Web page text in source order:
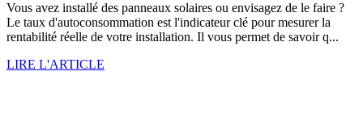
Vous avez installé des panneaux solaires ou envisagez de le faire ?
Le taux d'autoconsommation est l'indicateur clé pour mesurer la
rentabilité réelle de votre installation. Il vous permet de savoir q...
LIRE L'ARTICLE